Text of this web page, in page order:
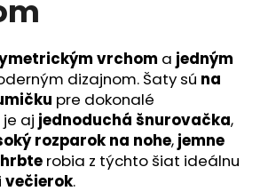
vrchom a jedným
dizajnom. Šaty sú na
pre dokonalé
aj jednoduchá šnurovačka,
rozparok na nohe, jemne
robia z týchto šiat ideálnu
večierok.